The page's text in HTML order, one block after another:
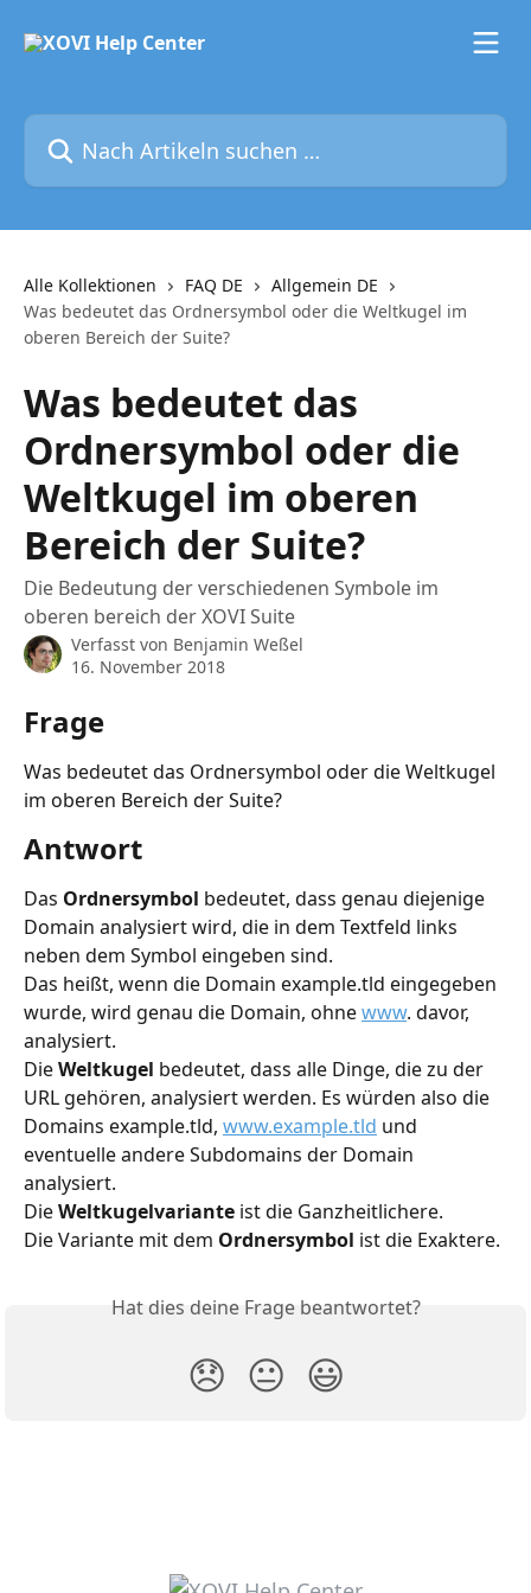
Nach Artikeln suchen …
Alle Kollektionen FAQ DE
Allgemein DE
Was bedeutet das Ordnersymbol oder die Weltkugel im
oberen Bereich der Suite?
Was bedeutet das
Ordnersymbol oder die
Weltkugel im oberen
Bereich der Suite?
Die Bedeutung der verschiedenen Symbole im
oberen bereich der XOVI Suite
Verfasst von Benjamin Weßel
16. November 2018
Frage
Was bedeutet das Ordnersymbol oder die Weltkugel
im oberen Bereich der Suite?
Antwort
Das Ordnersymbol bedeutet, dass genau diejenige
Domain analysiert wird, die in dem Textfeld links
neben dem Symbol eingeben sind.
Das heißt, wenn die Domain example.tld eingegeben
wurde, wird genau die Domain, ohne www. davor,
analysiert.
Die Weltkugel bedeutet, dass alle Dinge, die zu der
URL gehören, analysiert werden. Es würden also die
Domains example.tld, www.example.tld und
eventuelle andere Subdomains der Domain
analysiert.
Die Weltkugelvariante ist die Ganzheitlichere.
Die Variante mit dem Ordnersymbol ist die Exaktere.
Hat dies deine Frage beantwortet?
😞 😐 😃